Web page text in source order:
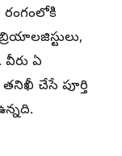
వీరు ఏ
చేసే పూర్తి